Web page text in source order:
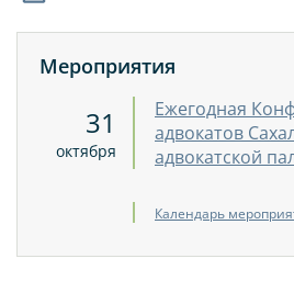
Мероприятия
31
октября
Ежегодная
адвокатов
адвокатской
Календарь